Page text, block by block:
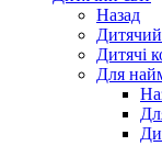
Назад
Дитячий
Дитячі
Для